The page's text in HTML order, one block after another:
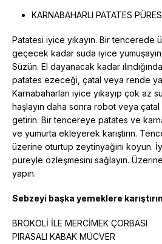
KARNABAHARLI PATATES
Patatesi iyice yıkayın. Bir tencerede
geçecek kadar suda iyice
Süzün. El dayanacak kadar
patates ezeceği, çatal veya rende
Karnabaharları iyice yıkayıp çok az
haşlayın daha sonra robot veya çatal
getirin. Bir tencereye patates ve
ve yumurta ekleyerek karıştırın.
üzerine oturtup zeytinyağını koyun.
püreyle özleşmesini sağlayın.
yapın.
Sebzeyi başka yemeklere
BROKOLİ İLE MERCİMEK ÇORBASI
PIRASALI KABAK MÜCVER